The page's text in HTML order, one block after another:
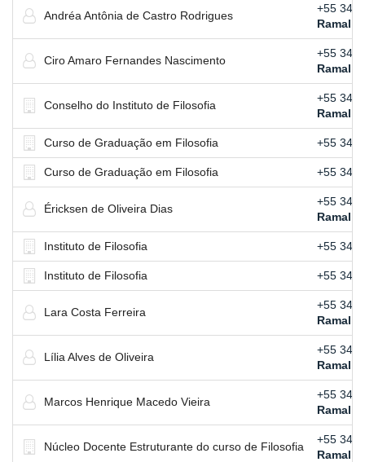
Andréa Antônia de Castro Rodrigues
+55 34
Ramal:
Ciro Amaro Fernandes Nascimento
+55 34
Ramal:
Conselho do Instituto de Filosofia
+55 34
Ramal:
Curso de Graduação em Filosofia +55 34
Curso de Graduação em Filosofia +55 34
Éricksen de Oliveira Dias
+55 34
Ramal:
Instituto de Filosofia +55 34
Instituto de Filosofia +55 34
Lara Costa Ferreira
+55 34
Ramal:
Lília Alves de Oliveira
+55 34
Ramal:
Marcos Henrique Macedo Vieira
+55 34
Ramal:
Núcleo Docente Estruturante do curso de Filosofia
+55 34
Ramal: